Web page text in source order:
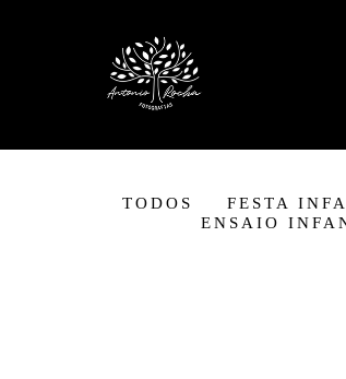
TODOS FESTA
ENSAIO